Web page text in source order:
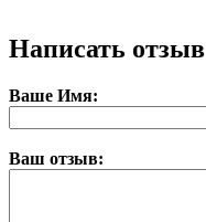
Написать отзыв
Ваше Имя:
Ваш отзыв: